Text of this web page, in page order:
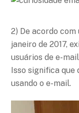
2) De acordo
janeiro de 2017,
usuários de e-
Isso significa
usando o e-mail.